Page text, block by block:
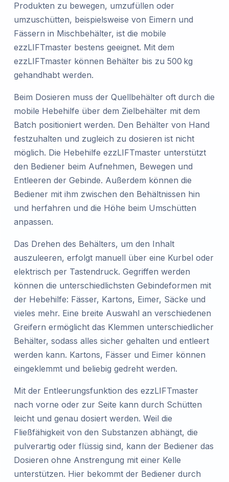
Produkten zu bewegen, umzufüllen oder
umzuschütten, beispielsweise von Eimern und
Fässern in Mischbehälter, ist die mobile
ezzLIFTmaster bestens geeignet. Mit dem
ezzLIFTmaster können Behälter bis zu 500 kg
gehandhabt werden.
Beim Dosieren muss der Quellbehälter oft durch die
mobile Hebehilfe über dem Zielbehälter mit dem
Batch positioniert werden. Den Behälter von Hand
festzuhalten und zugleich zu dosieren ist nicht
möglich. Die Hebehilfe ezzLIFTmaster unterstützt
den Bediener beim Aufnehmen, Bewegen und
Entleeren der Gebinde. Außerdem können die
Bediener mit ihm zwischen den Behältnissen hin
und herfahren und die Höhe beim Umschütten
anpassen.
Das Drehen des Behälters, um den Inhalt
auszuleeren, erfolgt manuell über eine Kurbel oder
elektrisch per Tastendruck. Gegriffen werden
können die unterschiedlichsten Gebindeformen mit
der Hebehilfe: Fässer, Kartons, Eimer, Säcke und
vieles mehr. Eine breite Auswahl an verschiedenen
Greifern ermöglicht das Klemmen unterschiedlicher
Behälter, sodass alles sicher gehalten und entleert
werden kann. Kartons, Fässer und Eimer können
eingeklemmt und beliebig gedreht werden.
Mit der Entleerungsfunktion des ezzLIFTmaster
nach vorne oder zur Seite kann durch Schütten
leicht und genau dosiert werden. Weil die
Fließfähigkeit von den Substanzen abhängt, die
pulverartig oder flüssig sind, kann der Bediener das
Dosieren ohne Anstrengung mit einer Kelle
unterstützen. Hier bekommt der Bediener durch